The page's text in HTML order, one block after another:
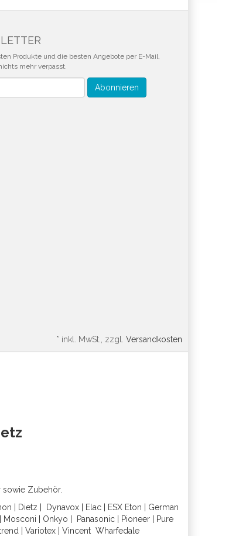
Produkte und die besten Angebote per E-Mail,
mehr verpasst.
Abonnieren
* inkl. MwSt., zzgl. Versandkosten
sowie Zubehör.
Dietz Dynavox Elac ESX Eton
German
Mosconi Onkyo Panasonic| Pioneer|
Pure
Variotex Vincent Wharfedal e